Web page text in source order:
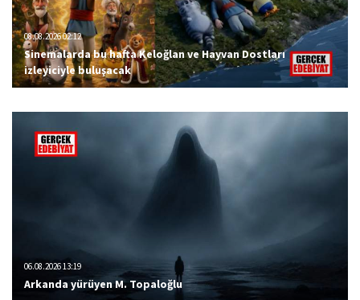
08.08.2026 02:12
Sinemalarda bu hafta Keloğlan ve Hayvan Dostları
izleyiciyle buluşacak
06.08.2026 13:19
Arkanda yürüyen M. Topaloğlu